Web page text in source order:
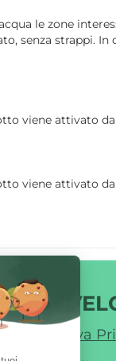
le zone
senza strappi.
viene attivato
viene attivato
LINK
Informativa